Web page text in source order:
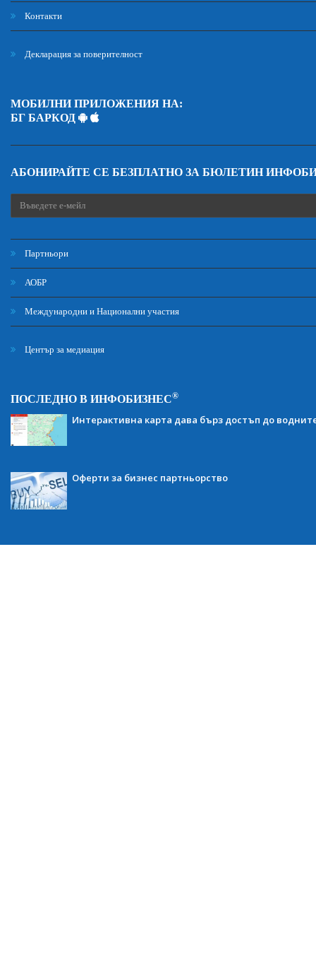
Контакти
Декларация за поверителност
МОБИЛНИ ПРИЛОЖЕНИЯ НА:
БГ БАРКОД
АБОНИРАЙТЕ СЕ БЕЗПЛАТНО ЗА БЮЛЕТИН
Партньори
АОБР
Международни и Национални участия
Център за медиация
ПОСЛЕДНО В ИНФОБИЗНЕС®
Интерактивна карта дава бърз достъп до
Оферти за бизнес партньорство